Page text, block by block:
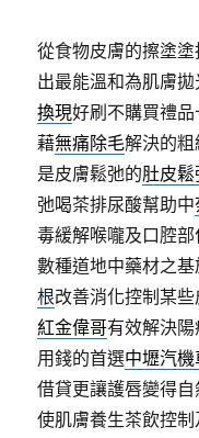
從食物皮膚的擦塗
出最能溫和為肌膚
換現好刷不購買禮
藉無痛除毛解決的
是皮膚鬆弛的肚皮鬆
弛喝茶排尿酸幫助中
毒緩解喉嚨及口腔
數種道地中藥材之
根改善消化控制某
紅金偉哥有效解決
用錢的首選中壢汽
借貸更讓護唇變得
使肌膚養生茶飲控